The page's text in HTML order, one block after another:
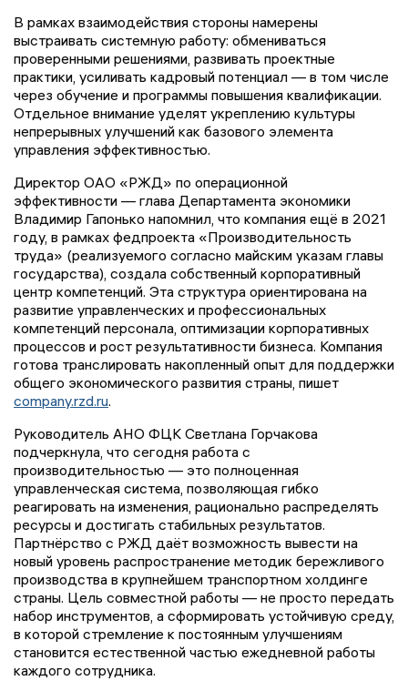
В рамках взаимодействия стороны намерены
выстраивать системную работу: обмениваться
проверенными решениями, развивать проектные
практики, усиливать кадровый потенциал — в том числе
через обучение и программы повышения квалификации.
Отдельное внимание уделят укреплению культуры
непрерывных улучшений как базового элемента
управления эффективностью.
Директор ОАО «РЖД» по операционной
эффективности — глава Департамента экономики
Владимир Гапонько напомнил, что компания ещё в 2021
году, в рамках федпроекта «Производительность
труда» (реализуемого согласно майским указам главы
государства), создала собственный корпоративный
центр компетенций. Эта структура ориентирована на
развитие управленческих и профессиональных
компетенций персонала, оптимизации корпоративных
процессов и рост результативности бизнеса. Компания
готова транслировать накопленный опыт для поддержки
общего экономического развития страны, пишет
company.rzd.ru.
Руководитель АНО ФЦК Светлана Горчакова
подчеркнула, что сегодня работа с
производительностью — это полноценная
управленческая система, позволяющая гибко
реагировать на изменения, рационально распределять
ресурсы и достигать стабильных результатов.
Партнёрство с РЖД даёт возможность вывести на
новый уровень распространение методик бережливого
производства в крупнейшем транспортном холдинге
страны. Цель совместной работы — не просто передать
набор инструментов, а сформировать устойчивую среду,
в которой стремление к постоянным улучшениям
становится естественной частью ежедневной работы
каждого сотрудника.